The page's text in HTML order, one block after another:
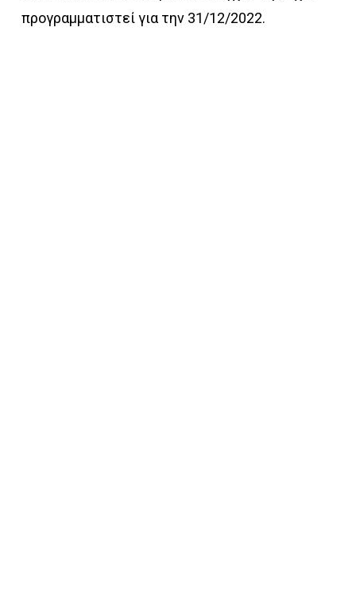
προγραμματιστεί για την 31/12/2022.